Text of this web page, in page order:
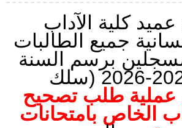
كلية الآداب
جميع الطالبات
برسم السنة
الجامعية 2025-2026 (سلك
عملية طلب تصحيح
الخاص بامتحانات